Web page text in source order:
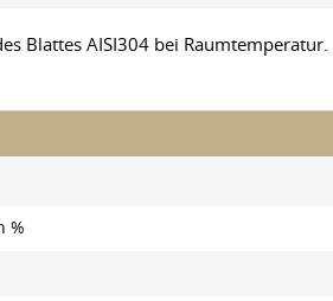
Blattes AISI304 bei Raumtemperatur.
%